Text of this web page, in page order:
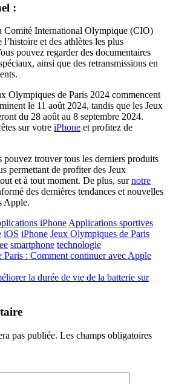
:
Comité International Olympique (CIO)
et des athlètes les plus
pouvez regarder des documentaires
ainsi que des retransmissions en
Olympiques de Paris 2024 commencent
le 11 août 2024, tandis que les Jeux
du 28 août au 8 septembre 2024.
sur votre iPhone et profitez de
pouvez trouver tous les derniers produits
permettant de profiter des Jeux
et à tout moment. De plus, surnotre
des dernières tendances et nouvelles
Apple.
iPhone Applications sportives
iOS iPhone Jeux Olympiques de Paris
smartphone technologie
Paris : Comment continuer avec Apple
la durée de vie de la batterie sur
pas publiée. Les champs obligatoires